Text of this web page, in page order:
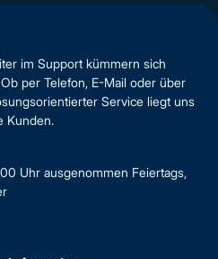
im Support kümmern sich
per Telefon, E-Mail oder über
Service liegt uns
Kunden.
Uhr ausgenommen Feiertags,